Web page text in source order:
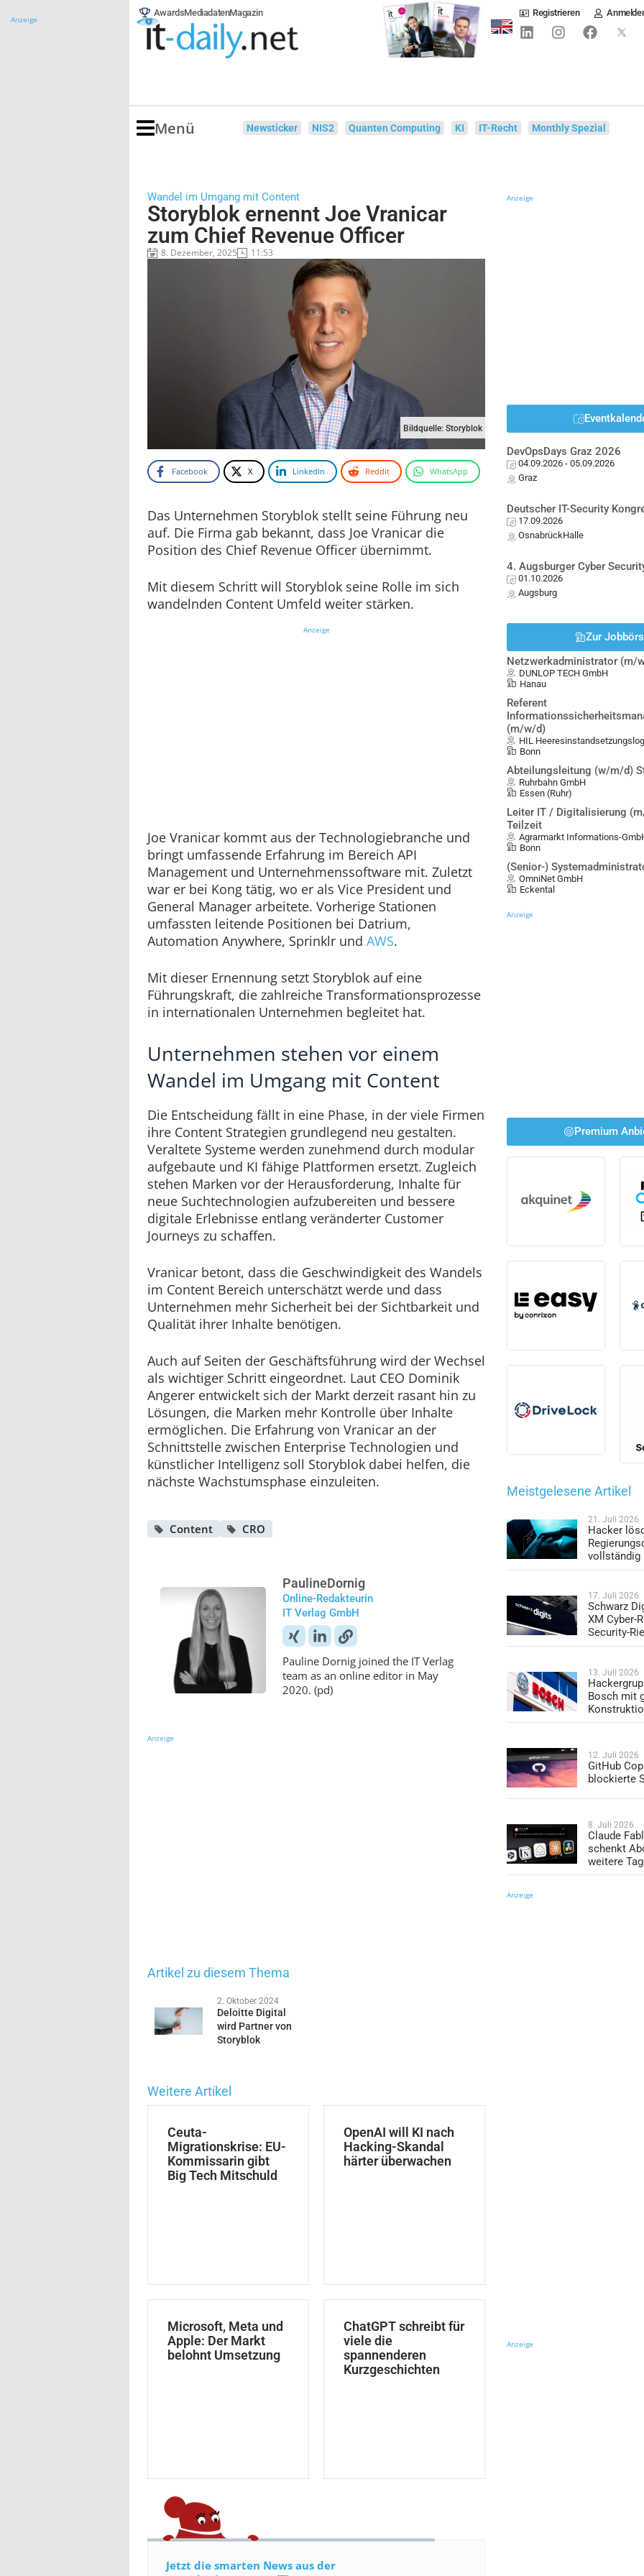
Anzeige
AwardsMediadatenMagazin Registrieren
Menü Newsticker NIS2 Quanten Computing KI IT-Recht Monthly Spezial
Wandel im Umgang mit Content
Storyblok ernennt Joe Vranicar
zum Chief Revenue Officer
8. Dezember, 2025 11:53
Bildquelle: Storyblok
Facebook X LinkedIn Reddit WhatsApp
Das Unternehmen Storyblok stellt seine Führung neu
auf. Die Firma gab bekannt, dass Joe Vranicar die
Position des Chief Revenue Officer übernimmt.
Mit diesem Schritt will Storyblok seine Rolle im sich
wandelnden Content Umfeld weiter stärken.
Anzeige
Joe Vranicar kommt aus der Technologiebranche und
bringt umfassende Erfahrung im Bereich API
Management und Unternehmenssoftware mit. Zuletzt
war er bei Kong tätig, wo er als Vice President und
General Manager arbeitete. Vorherige Stationen
umfassten leitende Positionen bei Datrium,
Automation Anywhere, Sprinklr und AWS.
Mit dieser Ernennung setzt Storyblok auf eine
Führungskraft, die zahlreiche Transformationsprozesse
in internationalen Unternehmen begleitet hat.
Unternehmen stehen vor einem
Wandel im Umgang mit Content
Die Entscheidung fällt in eine Phase, in der viele Firmen
ihre Content Strategien grundlegend neu gestalten.
Veraltete Systeme werden zunehmend durch modular
aufgebaute und KI fähige Plattformen ersetzt. Zugleich
stehen Marken vor der Herausforderung, Inhalte für
neue Suchtechnologien aufzubereiten und bessere
digitale Erlebnisse entlang veränderter Customer
Journeys zu schaffen.
Vranicar betont, dass die Geschwindigkeit des Wandels
im Content Bereich unterschätzt werde und dass
Unternehmen mehr Sicherheit bei der Sichtbarkeit und
Qualität ihrer Inhalte benötigen.
Auch auf Seiten der Geschäftsführung wird der Wechsel
als wichtiger Schritt eingeordnet. Laut CEO Dominik
Angerer entwickelt sich der Markt derzeit rasant hin zu
Lösungen, die Marken mehr Kontrolle über Inhalte
ermöglichen. Die Erfahrung von Vranicar an der
Schnittstelle zwischen Enterprise Technologien und
künstlicher Intelligenz soll Storyblok dabei helfen, die
nächste Wachstumsphase einzuleiten.
Content CRO
PaulineDornig
Online-Redakteurin
IT Verlag GmbH
Pauline Dornig joined the IT Verlag
team as an online editor in May
2020. (pd)
Anzeige
Artikel zu diesem Thema
2. Oktober 2024
Deloitte Digital
wird Partner von
Storyblok
Weitere Artikel
Ceuta-
Migrationskrise: EU-
Kommissarin gibt
Big Tech Mitschuld
OpenAI will KI nach
Hacking-Skandal
härter überwachen
Microsoft, Meta und
Apple: Der Markt
belohnt Umsetzung
ChatGPT schreibt für
viele die
spannenderen
Kurzgeschichten
Jetzt die smarten News aus der
Anzeige
DevOpsDays Graz 2026
04.09.2026 - 05.09.2026
Graz
Deutscher IT-Security
17.09.2026
OsnabrückHalle
4. Augsburger Cyber
01.10.2026
Augsburg
Zur
Netzwerkadministrator (m/
DUNLOP TECH GmbH
Hanau
Referent
(m/w/d)
HIL
Bonn
Abteilungsleitung (w/m/d)
Ruhrbahn GmbH
Essen (Ruhr)
Leiter IT / Digitalisierung
Teilzeit
Agrarmarkt Informations-
Bonn
(Senior-)
OmniNet GmbH
Eckental
Anzeige
Premium
Meistgelesene Artikel
21. Juli 2026
Hacker
vollständig
17. Juli 2026
Schwarz
XM Cyber-
Security-
13. Juli 2026
Bosch mit
12. Juli 2026
GitHub
blockierte
8. Juli 2026
Claude
schenkt
weitere
Anzeige
Anzeige